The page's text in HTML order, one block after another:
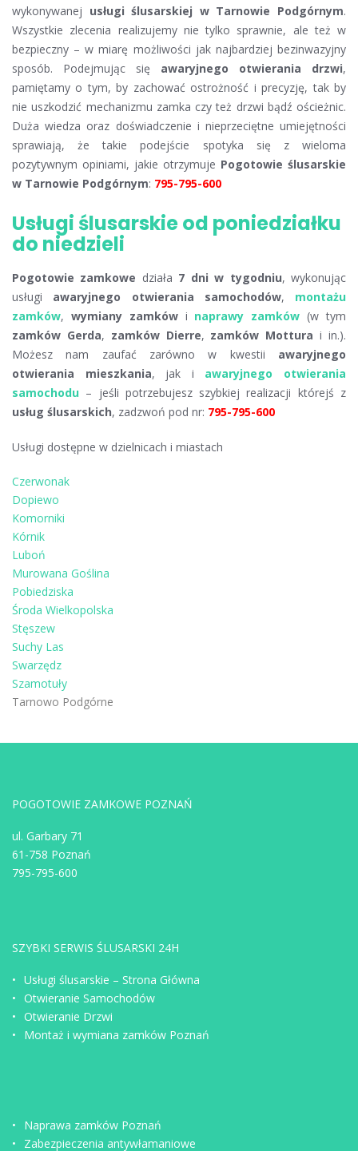
wykonywanej usługi ślusarskiej w Tarnowie Podgórnym.
Wszystkie zlecenia realizujemy nie tylko sprawnie, ale też w
bezpieczny – w miarę możliwości jak najbardziej bezinwazyjny
sposób. Podejmując się awaryjnego otwierania drzwi,
pamiętamy o tym, by zachować ostrożność i precyzję, tak by
nie uszkodzić mechanizmu zamka czy też drzwi bądź ościeżnic.
Duża wiedza oraz doświadczenie i nieprzeciętne umiejętności
sprawiają, że takie podejście spotyka się z wieloma
pozytywnym opiniami, jakie otrzymuje Pogotowie ślusarskie
w Tarnowie Podgórnym: 795-795-600
Usługi ślusarskie od poniedziałku
do niedzieli
Pogotowie zamkowe działa 7 dni w tygodniu, wykonując
usługi awaryjnego otwierania samochodów, montażu
zamków, wymiany zamkówi naprawy zamków (w tym
zamków Gerda, zamków Dierre, zamków Mottura i in.).
Możesz nam zaufać zarówno w kwestii awaryjnego
otwierania mieszkania, jak i awaryjnego otwierania
samochodu – jeśli potrzebujesz szybkiej realizacji którejś z
usług ślusarskich, zadzwoń pod nr: 795-795-600
Usługi dostępne w dzielnicach i miastach
Czerwonak
Dopiewo
Komorniki
Kórnik
Luboń
Murowana Goślina
Pobiedziska
Środa Wielkopolska
Stęszew
Suchy Las
Swarzędz
Szamotuły
Tarnowo Podgórne
POGOTOWIE ZAMKOWE POZNAŃ
ul. Garbary 71
61-758 Poznań
795-795-600
SZYBKI SERWIS ŚLUSARSKI 24H
Usługi ślusarskie – Strona Główna
Otwieranie Samochodów
Otwieranie Drzwi
Montaż i wymiana zamków Poznań
Naprawa zamków Poznań
Zabezpieczenia antywłamaniowe